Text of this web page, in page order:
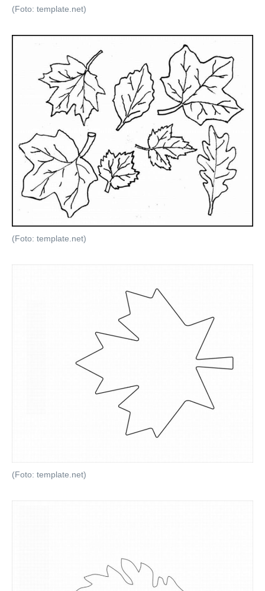
(Foto: template.net)
(Foto: template.net)
(Foto: template.net)